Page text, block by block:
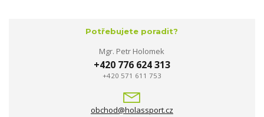
Potřebujete poradit?
Mgr. Petr Holomek
+420 776 624 313
+420 571 611 753
obchod@holassport.cz